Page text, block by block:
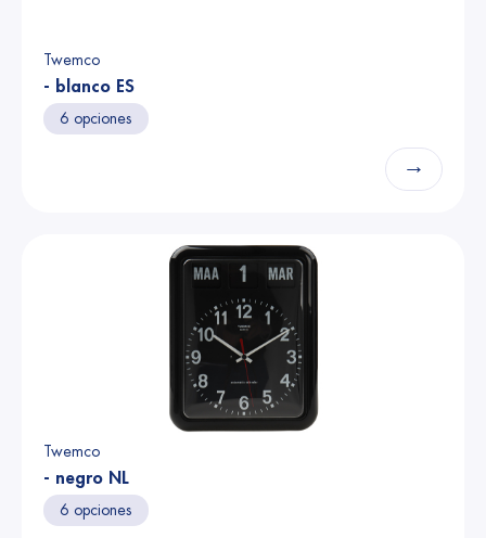
Twemco
- blanco ES
6 opciones
→
Twemco
- negro NL
6 opciones